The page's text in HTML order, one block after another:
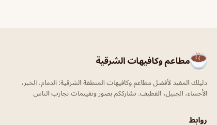
مطاعم وكافيهات الشرقية
دليلك المفيد لأفضل مطاعم وكافيهات المنطقة الشرقية: الدمام، الخبر،
الأحساء، الجبيل، القطيف. نشارككم بصور وتقييمات تجارب الناس
روابط